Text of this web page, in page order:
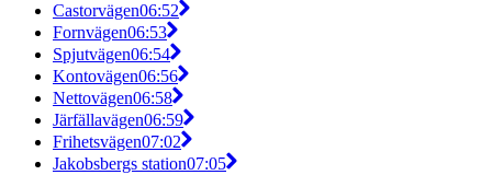
Castorvägen06:52
Fornvägen06:53
Spjutvägen06:54
Kontovägen06:56
Nettovägen06:58
Järfällavägen06:59
Frihetsvägen07:02
Jakobsbergs station07:05